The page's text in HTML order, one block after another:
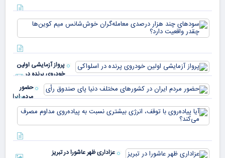
پرواز آزمایشی اولین
خودروی پرنده در
اسلواکی
حضور
مردم ایران
در
کشورهای
مختلف
دنیا پای
صندوق
عزاداری ظهر عاشورا در تبریز